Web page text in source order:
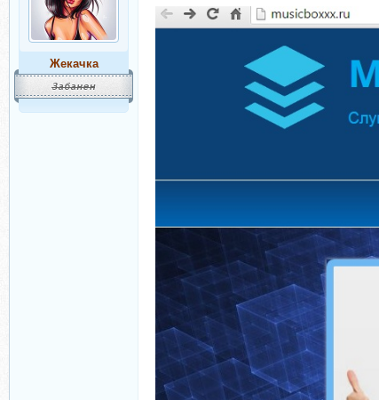
Жекачка